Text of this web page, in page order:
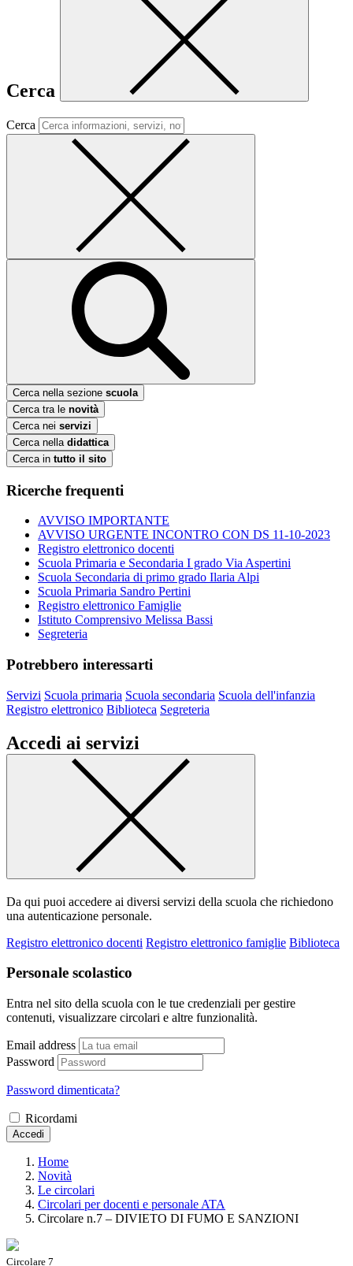
Cerca
Cerca
Cerca nella sezione scuola
Cerca tra le novità
Cerca nei servizi
Cerca nella didattica
Cerca in tutto il sito
Ricerche frequenti
AVVISO IMPORTANTE
AVVISO URGENTE INCONTRO CON DS 11-10-2023
Registro elettronico docenti
Scuola Primaria e Secondaria I grado Via Aspertini
Scuola Secondaria di primo grado Ilaria Alpi
Scuola Primaria Sandro Pertini
Registro elettronico Famiglie
Istituto Comprensivo Melissa Bassi
Segreteria
Potrebbero interessarti
Servizi Scuola primaria Scuola secondaria Scuola dell'infanzia
Registro elettronico Biblioteca Segreteria
Accedi ai servizi
Da qui puoi accedere ai diversi servizi della scuola che richiedono
una autenticazione personale.
Registro elettronico docenti Registro elettronico famiglie Biblioteca
Personale scolastico
Entra nel sito della scuola con le tue credenziali per gestire
contenuti, visualizzare circolari e altre funzionalità.
Email address
Password
Password dimenticata?
Ricordami
Accedi
Home
Novità
Le circolari
Circolari per docenti e personale ATA
Circolare n.7 – DIVIETO DI FUMO E SANZIONI
Circolare 7